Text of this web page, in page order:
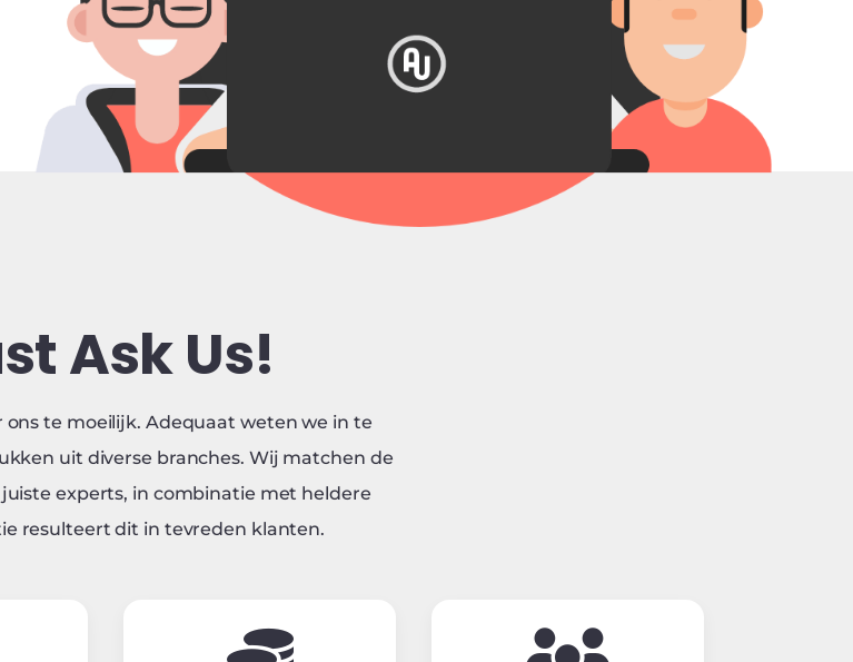
Ask Us!
ons te moeilijk. Adequaat weten we in te
uit diverse branches. Wij matchen de
experts, in combinatie met heldere
resulteert dit in tevreden klanten.